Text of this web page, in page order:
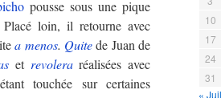
pousse sous une pique
Placé loin, il retourne avec
a menos. Quitede Juan de
et revoleraréalisées avec
touchée sur certaines
10
17
24
31
« Juil